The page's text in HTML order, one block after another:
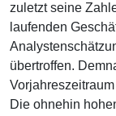
zuletzt seine
laufenden
übertroffen.
Die ohnehin